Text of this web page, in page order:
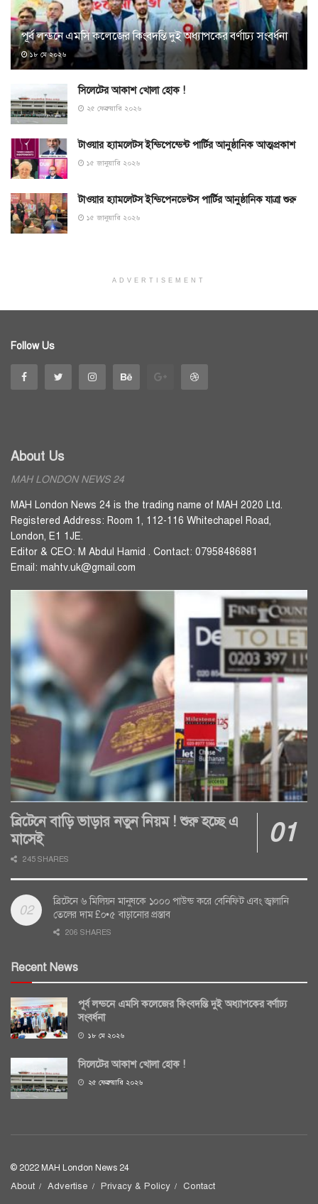
পূর্ব লন্ডনে এমসি কলেজের কিংবদন্তি দুই অধ্যাপকের বর্ণাঢ্য সংবর্ধনা
১৮ মে ২০২৬
সিলেটের আকাশ খোলা হোক !
২৫ ফেব্রুয়ারি ২০২৬
টাওয়ার হ্যামলেটস ইন্ডিপেন্ডেন্ট পার্টির আনুষ্ঠানিক আত্মপ্রকাশ
১৫ জানুয়ারি ২০২৬
টাওয়ার হ্যামলেটস ইন্ডিপেনডেন্টস পার্টির আনুষ্ঠানিক যাত্রা শুরু
১৫ জানুয়ারি ২০২৬
ADVERTISEMENT
Follow Us
About Us
MAH LONDON NEWS 24
MAH London News 24 is the trading name of MAH 2020 Ltd.
Registered Address: Room 1, 112-116 Whitechapel Road,
London, E1 1JE.
Editor & CEO: M Abdul Hamid . Contact: 07958486881
Email: mahtv.uk@gmail.com
ব্রিটেনে বাড়ি ভাড়ার নতুন নিয়ম ! শুরু হচ্ছে এ
মাসেই
245 SHARES
ব্রিটেনে ৬ মিলিয়ন মানুষকে ১০০০ পাউন্ড করে বেনিফিট এবং জ্বালানি
তেলের দাম £০•৫ বাড়ানোর প্রস্তাব
206 SHARES
Recent News
পূর্ব লন্ডনে এমসি কলেজের কিংবদন্তি দুই অধ্যাপকের বর্ণাঢ্য
সংবর্ধনা
১৮ মে ২০২৬
সিলেটের আকাশ খোলা হোক !
২৫ ফেব্রুয়ারি ২০২৬
© 2022 MAH London News 24
About Advertise Privacy & Policy Contact